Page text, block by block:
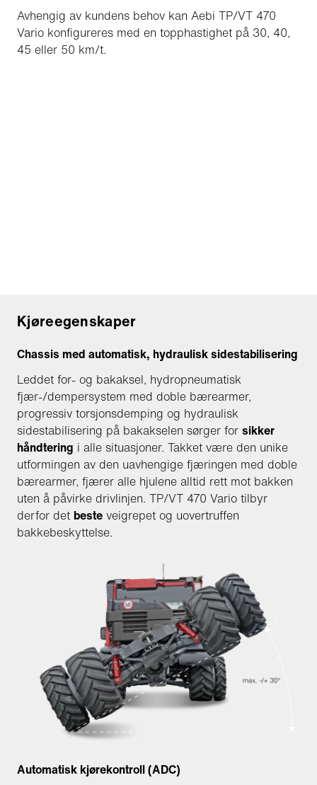
Avhengig av kundens behov kan Aebi TP/VT 470
Vario konfigureres med en topphastighet på 30, 40,
45 eller 50 km/t.
Kjøreegenskaper
Chassis med automatisk, hydraulisk sidestabilisering
Leddet for- og bakaksel, hydropneumatisk
fjær-/dempersystem med doble bærearmer,
progressiv torsjonsdemping og hydraulisk
sidestabilisering på bakakselen sørger for sikker
håndtering i alle situasjoner. Takket være den unike
utformingen av den uavhengige fjæringen med doble
bærearmer, fjærer alle hjulene alltid rett mot bakken
uten å påvirke drivlinjen. TP/VT 470 Vario tilbyr
derfor det beste veigrepet og uovertruffen
bakkebeskyttelse.
Automatisk kjørekontroll (ADC)